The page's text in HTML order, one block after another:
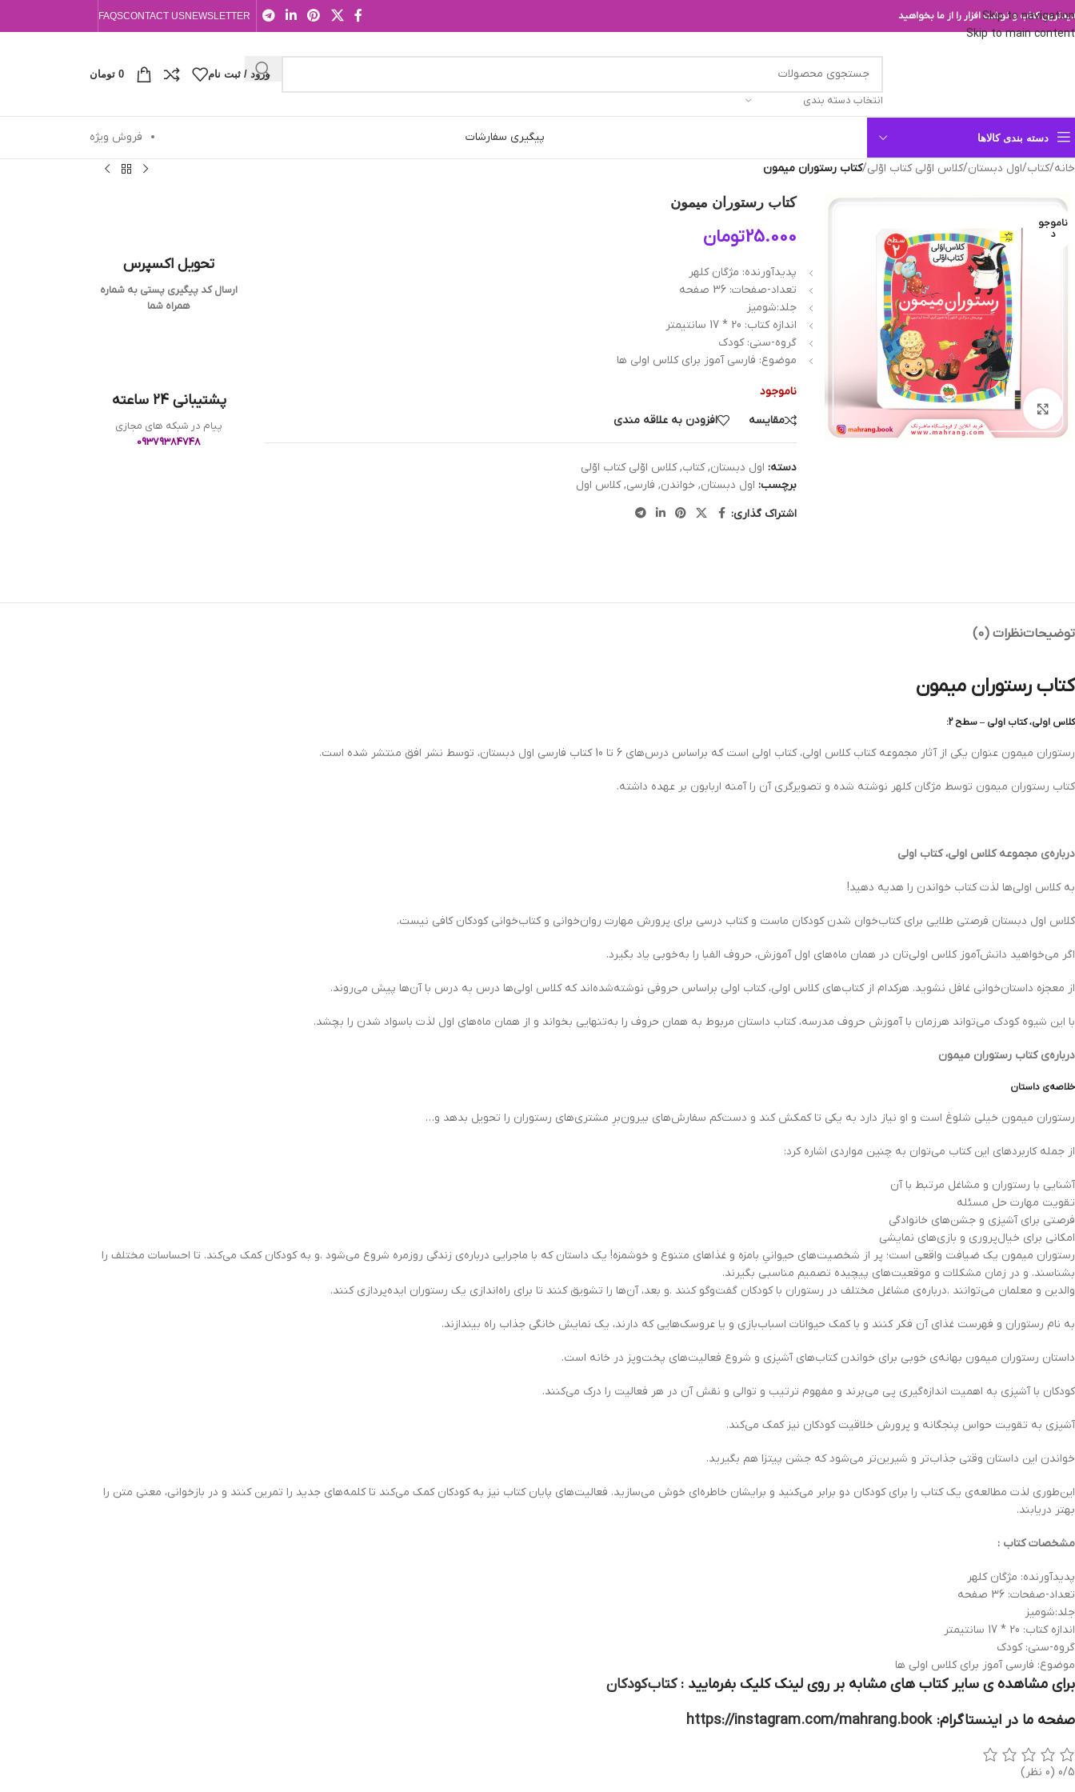
Skip to navigation
Skip to main content
کتاب و نوشت افزار را از ما بخواهید NEWSLETTER
CONTACT US
FAQS
انتخاب دسته بندی
ورود / ثبت نام 0 تومان
دسته بندی کالاها پیگیری سفارشات فروش ویژه
خانه/کتاب/اول دبستان/کلاس اوّلی کتاب اوّلی/کتاب رستوران میمون
ناموجو
د
بزرگنمایی تصویر
کتاب رستوران میمون
25.000تومان
پدیدآورنده: مژگان کلهر
تعداد-صفحات: 36 صفحه
جلد:شومیز
اندازه کتاب: 20 * 17 سانتیمتر
گروه-سنی: کودک
موضوع: فارسی آموز برای کلاس اولی ها
ناموجود
مقایسه
افزودن به علاقه مندی
دسته: اول دبستان, کتاب, کلاس اوّلی کتاب اوّلی
برچسب: اول دبستان, خواندن, فارسی, کلاس اول
اشتراک گذاری:
تحویل اکسپرس
ارسال کد پیگیری پستی به شماره
همراه شما
پشتیبانی 24 ساعته
پیام در شبکه های مجازی
09379384748
توضیحاتنظرات (0)
کتاب رستوران میمون
کلاس اولی، کتاب اولی – سطح 2:
رستوران میمون عنوان یکی از آثار مجموعه کتاب کلاس اولی، کتاب اولی است که براساس درس‌های 6 تا 10 کتاب فارسی اول دبستان، توسط نشر افق منتشر شده است.
کتاب رستوران میمون توسط مژگان کلهر نوشته شده و تصویرگری آن را آمنه اربابون بر عهده داشته.
درباره‌ی مجموعه کلاس اولی، کتاب اولی
به کلاس اولی‌ها لذت کتاب خواندن را هدیه دهید!
کلاس اول دبستان فرصتی طلایی برای کتاب‌خوان شدن کودکان ماست و کتاب درسی برای پرورش مهارت روان‌خوانی و کتاب‌خوانی کودکان کافی نیست.
اگر می‌خواهید دانش‌آموز کلاس اولی‌تان در همان ماه‌های اول آموزش، حروف الفبا را به‌خوبی یاد بگیرد.
از معجزه داستان‌خوانی غافل نشوید. هرکدام از کتاب‌های کلاس اولی، کتاب اولی براساس حروفی نوشته‌شده‌اند که کلاس اولی‌ها درس به درس با آن‌ها پیش می‌روند.
با این شیوه کودک می‌تواند هر‌زمان با آموزش حروف مدرسه، کتاب داستان مربوط به همان حروف را به‌تنهایی بخواند و از همان ماه‌های اول لذت باسواد شدن را بچشد.
درباره‌ی کتاب رستوران میمون
خلاصه‌ی داستان
رستوران میمون خیلی شلوغ است و او نیاز دارد به یکی تا کمکش کند و دست‌کم سفارش‌های بیرون‌برِ مشتری‌های رستوران را تحویل بدهد و…
از جمله کاربردهای این کتاب می‌توان به چنین مواردی اشاره کرد:
آشنایی با رستوران و مشاغل مرتبط با آن
تقویت مهارت حل مسئله
فرصتی برای آشپزی و جشن‌های خانوادگی
امکانی برای خیال‌پروری و بازی‌های نمایشی
رستوران میمون یک ضیافت واقعی است؛ پر از شخصیت‌های حیوانیِ بامزه و غذاهای متنوع و خوشمزه! یک داستان که با ماجرایی درباره‌ی زندگی روزمره شروع می‌شود .و به کودکان کمک می‌کند. تا احساسات مختلف را
بشناسند. و در زمان مشکلات و موقعیت‌های پیچیده تصمیم مناسبی بگیرند.
والدین و معلمان می‌توانند .درباره‌ی مشاغل مختلف در رستوران با کودکان گفت‌وگو کنند .و بعد، آن‌ها را تشویق کنند تا برای راه‌اندازی یک رستوران ایده‌پردازی کنند.
به نام رستوران و فهرست غذای آن فکر کنند و با کمک حیوانات اسباب‌بازی و یا عروسک‌هایی که دارند، یک نمایش خانگی جذاب راه بیندازند.
داستان رستوران میمون بهانه‌ی خوبی برای خواندن کتاب‌های آشپزی و شروع فعالیت‌های پخت‌وپز در خانه است.
کودکان با آشپزی به اهمیت اندازه‌گیری پی می‌برند و مفهوم ترتیب و توالی و نقش آن در هر فعالیت را درک می‌کنند.
آشپزی به تقویت حواس پنجگانه و پرورش خلاقیت کودکان نیز کمک می‌کند.
خواندن این داستان وقتی جذاب‌تر و شیرین‌تر می‌شود که جشن پیتزا هم بگیرید.
این‌طوری لذت مطالعه‌ی یک کتاب را برای کودکان دو برابر می‌کنید و برایشان خاطره‌ای خوش می‌سازید. فعالیت‌های پایان کتاب نیز به کودکان کمک می‌کند تا کلمه‌های جدید را تمرین کنند و در بازخوانی، معنی متن را
بهتر دریابند.
مشخصات کتاب :
پدیدآورنده: مژگان کلهر
تعداد-صفحات: 36 صفحه
جلد:شومیز
اندازه کتاب: 20 * 17 سانتیمتر
گروه-سنی: کودک
موضوع: فارسی آموز برای کلاس اولی ها
برای مشاهده ی سایر کتاب های مشابه بر روی لینک کلیک بفرمایید :کتاب کودکان
صفحه ما در اینستاگرام:https://instagram.com/mahrang.book
0/5 (0 نظر)